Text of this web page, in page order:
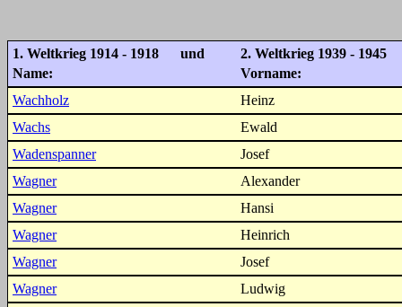
1. Weltkrieg 1914 - 1918 und
2. Weltkrieg 1939 - 1945
Name:
Vorname:
Wachholz
Heinz
Wachs
Ewald
Wadenspanner
Josef
Wagner
Alexander
Wagner
Hansi
Wagner
Heinrich
Wagner
Josef
Wagner
Ludwig